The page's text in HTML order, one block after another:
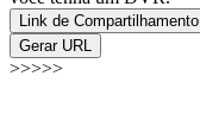
Link de Compartilhamento
Gerar URL
>>>>>